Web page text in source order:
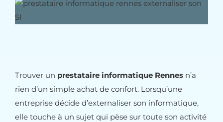
Trouver un prestataire informatique Rennes n’a
rien d’un simple achat de confort. Lorsqu’une
entreprise décide d’externaliser son informatique,
elle touche à un sujet qui pèse sur toute son activité